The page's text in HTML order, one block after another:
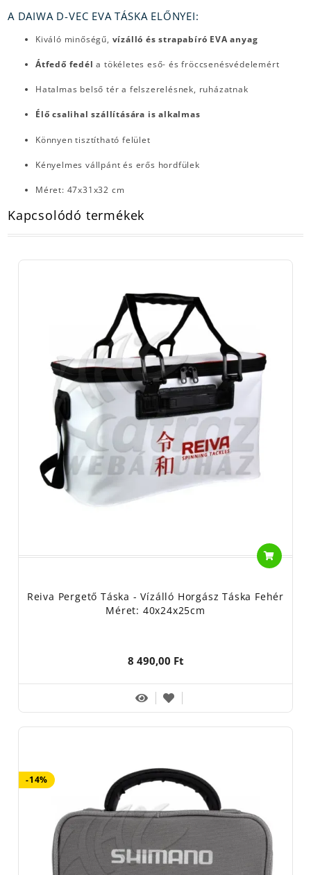
A DAIWA D-VEC EVA TÁSKA ELŐNYEI:
Kiváló minőségű, vízálló és strapabíró EVA anyag
Átfedő fedél a tökéletes eső- és fröccsenésvédelemért
Hatalmas belső tér a felszerelésnek, ruházatnak
Élő csalihal szállítására is alkalmas
Könnyen tisztítható felület
Kényelmes vállpánt és erős hordfülek
Méret: 47x31x32 cm
Kapcsolódó termékek
Reiva Pergető Táska - Vízálló Horgász Táska Fehér
Méret: 40x24x25cm
8 490,00 Ft
-14%